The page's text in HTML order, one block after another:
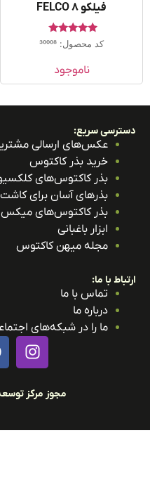
فیلکو FELCO 8
امتیاز
5.00
کد محصول: 30008
ناموجود
سریع:
عکس‌های ارسالی مشتریان
خرید بذر کاکتوس
بذر کاکتوس‌های کلکسیونی
بذرهای آسان برای کاشت
بذر کاکتوس‌های میکس
ابزار باغبانی
مجله میهن کاکتوس
با ما:
تماس با ما
درباره ما
ما را در شبکه‌های اجتماعی
مجوز مرکز توسعه